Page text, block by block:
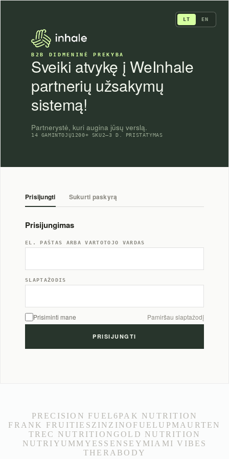
LT EN
B2B DIDMENINĖ PREKYBA
Sveiki atvykę į WeInhale
partnerių užsakymų
sistemą!
Partnerystė, kuri augina jūsų verslą.
14 GAMINTOJŲ1200+ SKU2–3 D. PRISTATYMAS
Prisijungti Sukurti paskyrą
Prisijungimas
EL. PAŠTAS ARBA VARTOTOJO VARDAS
SLAPTAŽODIS
Prisiminti mane Pamiršau slaptažodį
PRECISION FUEL 6PAK NUTRITION
FRANK FRUITIES ZINZINO FUELUP MAURTEN
TREC NUTRITIONGOLD NUTRITION
NUTRIYUMMY ESSENSEY MIAMI VIBES
THERABODY